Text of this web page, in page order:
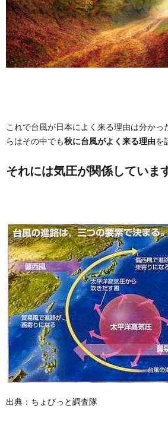
これで台風が日本によく来る理由は分かっ
らはその中でも秋に台風がよく来る理由を
それには気圧が関係していま
出典：ちょびっと調査隊